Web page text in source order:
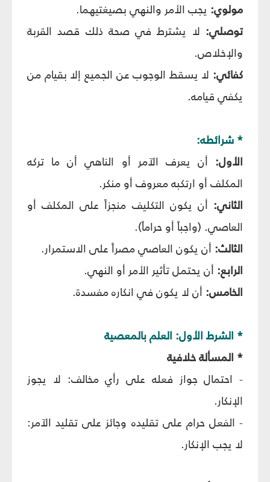
مولوي: يجب الأمر والنهي بصيغتيهما.
توصلي: لا يشترط في صحة ذلك قصد القربة
والإخلاص.
كفائي: لا يسقط الوجوب عن الجميع إلا بقيام من
يكفي قيامه.
* شرائطه:
الأول: أن يعرف الآمر أو الناهي أن ما تركه
المكلف أو ارتكبه معروف أو منكر.
الثاني: أن يكون التكليف منجزاً على المكلف أو
العاصي. (واجباً أو حراماً).
الثالث: أن يكون العاصي مصراً على الاستمرار.
الرابع: أن يحتمل تأثير الأمر أو النهي.
الخامس: أن لا يكون في انكاره مفسدة.
* الشرط الأول: العلم بالمعصية
* المسألة خلافية
- احتمال جواز فعله على رأي مخالف: لا يجوز
الإنكار.
- الفعل حرام على تقليده وجائز على تقليد الآمر:
لا يجب الإنكار.